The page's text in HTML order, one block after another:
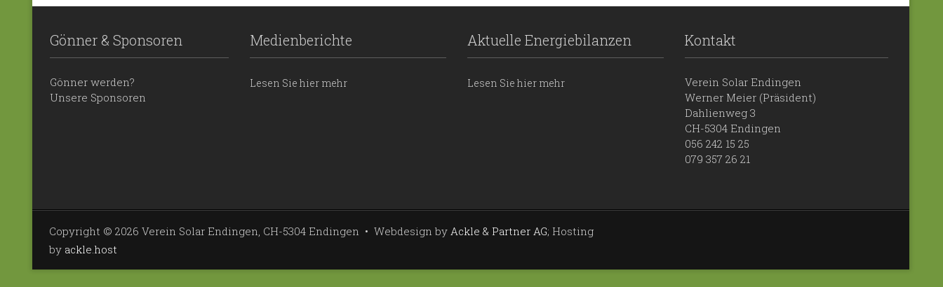
Gönner & Sponsoren
Gönner werden?
Unsere Sponsoren
Medienberichte
Lesen Sie hier mehr
Aktuelle Energiebilanzen
Lesen Sie hier mehr
Kontakt
Verein Solar Endingen
Werner Meier (Präsident)
Dahlienweg 3
CH-5304 Endingen
056 242 15 25
079 357 26 21
Copyright © 2026 Verein Solar Endingen, CH-5304 Endingen • Webdesign by Ackle & Partner AG; Hosting
by ackle.host